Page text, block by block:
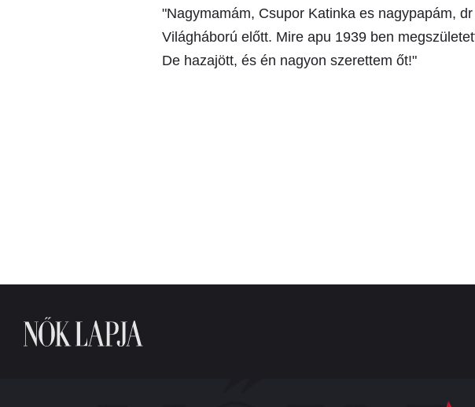
"Nagymamám, Csupor Katinka es nagypapám,
Világháború előtt. Mire apu 1939 ben
De hazajött, és én nagyon szerettem őt!"